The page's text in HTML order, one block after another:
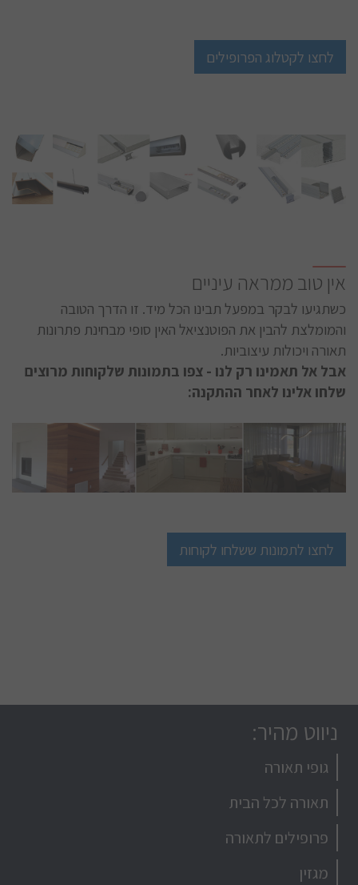
לחצו לקטלוג הפרופילים
אין טוב ממראה עיניים
כשתגיעו לבקר במפעל תבינו הכל מיד. זו הדרך הטובה
והמומלצת להבין את הפוטנציאל האין סופי מבחינת פתרונות
תאורה ויכולות עיצוביות.
אבל אל תאמינו רק לנו - צפו בתמונות שלקוחות מרוצים
שלחו אלינו לאחר ההתקנה:
לחצו לתמונות ששלחו לקוחות
ניווט מהיר:
גופי תאורה
תאורה לכל הבית
פרופילים לתאורה
מגזין